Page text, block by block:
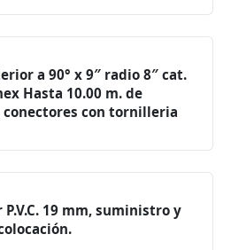
a 90° x 9″ radio 8″ cat.
Hasta 10.00 m. de
con tornilleria
19 mm, suministro y